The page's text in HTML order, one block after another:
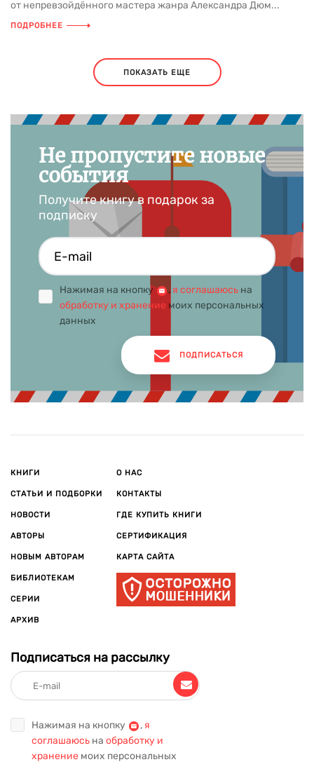
от непревзойдённого мастера жанра Александра Дюм...
ПОДРОБНЕЕ
ПОКАЗАТЬ ЕЩЕ
Не пропустите новые
события
Получите книгу в подарок за
подписку
Нажимая на кнопку , я соглашаюсь на
обработку и хранение моих персональных
данных
ПОДПИСАТЬСЯ
КНИГИ
СТАТЬИ И ПОДБОРКИ
НОВОСТИ
АВТОРЫ
НОВЫМ АВТОРАМ
БИБЛИОТЕКАМ
СЕРИИ
АРХИВ
О НАС
КОНТАКТЫ
ГДЕ КУПИТЬ КНИГИ
СЕРТИФИКАЦИЯ
КАРТА САЙТА
Подписаться на рассылку
Нажимая на кнопку , я
соглашаюсь на обработку и
хранение моих персональных